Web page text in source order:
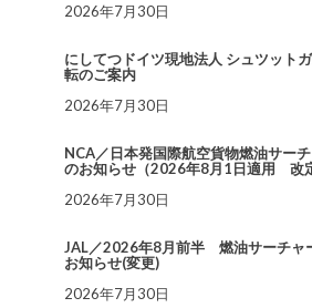
2026年7月30日
にしてつドイツ現地法人 シュツット
転のご案内
2026年7月30日
NCA／日本発国際航空貨物燃油サー
のお知らせ（2026年8月1日適用 改
2026年7月30日
JAL／2026年8月前半 燃油サーチャ
お知らせ(変更)
2026年7月30日